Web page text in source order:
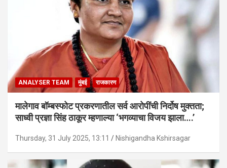
ANALYSER TEAM मुंबई राजकारण
मालेगाव बॉम्बस्फोट प्रकरणातील सर्व आरोपींची निर्दोष मुक्तता;
साध्वी प्रज्ञा सिंह ठाकूर म्हणाल्या ‘भगव्याचा विजय झाला….’
Thursday, 31 July 2025, 13:11 Nishigandha Kshirsagar